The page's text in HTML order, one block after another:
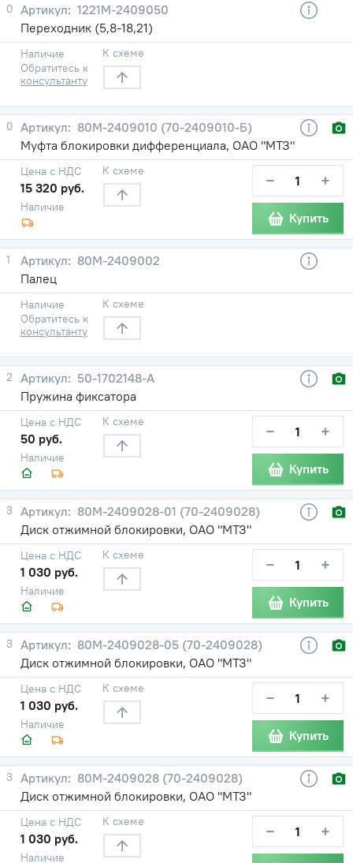
0
1221М-2409050
Переходник (5,8-18,21)
Наличие
Обратитесь к
консультанту
К схеме
0
80М-2409010 (70-2409010-Б)
Муфта блокировки дифференциала, ОАО "МТЗ"
Наличие
Цена с НДС
15 320 руб.
К схеме − +
Купить
1
80М-2409002
Палец
Наличие
Обратитесь к
консультанту
К схеме
2
50-1702148-А
Пружина фиксатора
Наличие
Цена с НДС
50 руб.
К схеме − +
Купить
3
80М-2409028-01 (70-2409028)
Диск отжимной блокировки, ОАО "МТЗ"
Наличие
Цена с НДС
1 030 руб.
К схеме − +
Купить
3
80М-2409028-05 (70-2409028)
Диск отжимной блокировки, ОАО "МТЗ"
Наличие
Цена с НДС
1 030 руб.
К схеме − +
Купить
3
80М-2409028 (70-2409028)
Диск отжимной блокировки, ОАО "МТЗ"
Наличие
Цена с НДС
1 030 руб.
К схеме − +